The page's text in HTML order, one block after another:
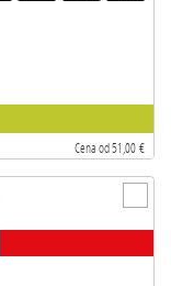
Cena od 51,00 €